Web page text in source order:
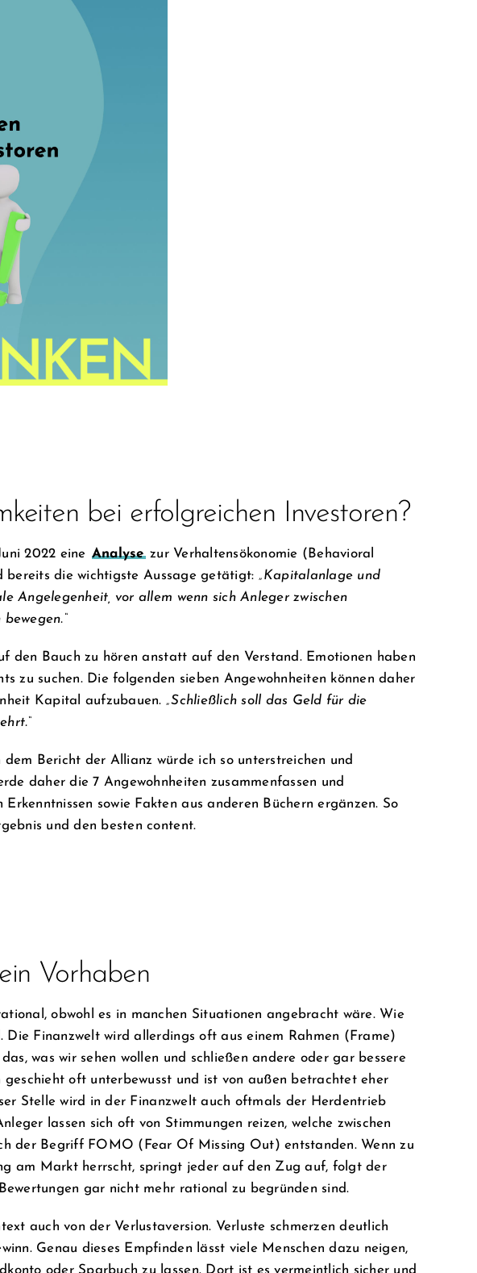
bei erfolgreichen Investoren?
2022 eine Analysezur Verhaltensökonomie (Behavioral
bereits die wichtigste Aussage getätigt: „Kapitalanlage und
Angelegenheit, vor allem wenn sich Anleger zwischen
den Bauch zu hören anstatt auf den Verstand. Emotionen haben
zu suchen. Die folgenden sieben Angewohnheiten können daher
Kapital aufzubauen. „Schließlich soll das Geld für die
Bericht der Allianz würde ich so unterstreichen und
daher die 7 Angewohnheiten zusammenfassen und
sowie Fakten aus anderen Büchern ergänzen. So
und den besten content.
Vorhaben
obwohl es in manchen Situationen angebracht wäre. Wie
Die Finanzwelt wird allerdings oft aus einem Rahmen (Frame)
was wir sehen wollen und schließen andere oder gar bessere
oft unterbewusst und ist von außen betrachtet eher
Stelle wird in der Finanzwelt auch oftmals der Herdentrieb
lassen sich oft von Stimmungen reizen, welche zwischen
der Begriff FOMO (Fear Of Missing Out) entstanden. Wenn zu
am Markt herrscht, springt jeder auf den Zug auf, folgt der
gar nicht mehr rational zu begründen sind.
auch von der Verlustaversion. Verluste schmerzen deutlich
Genau dieses Empfinden lässt viele Menschen dazu neigen,
oder Sparbuch zu lassen. Dort ist es vermeintlich sicher und